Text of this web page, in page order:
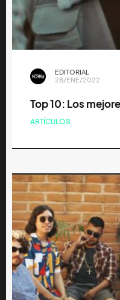
EDITORIAL
28/ENE/2022
Top 10: Los
ARTÍCULOS